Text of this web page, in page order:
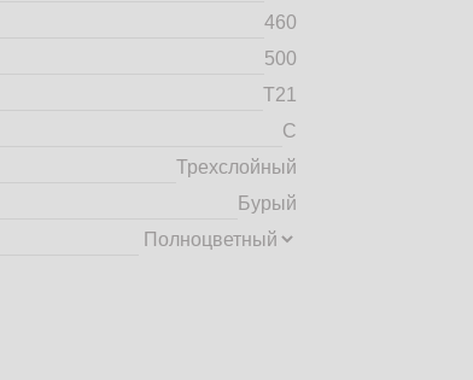
460
500
Т21
C
Трехслойный
Бурый